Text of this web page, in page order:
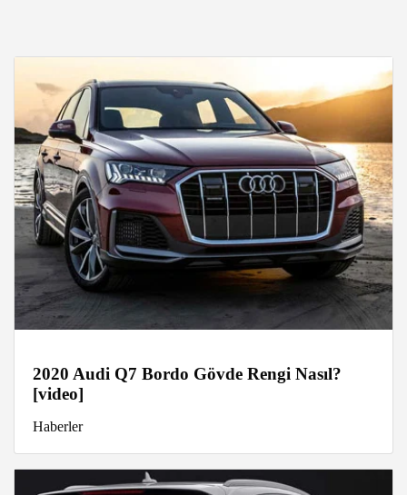
2020 Audi Q7 Bordo Gövde Rengi Nasıl?
[video]
Haberler